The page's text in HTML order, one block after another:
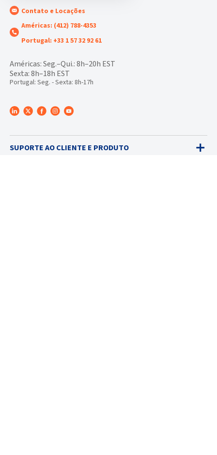
Contato e Locações
Américas: (412) 788-4353
Portugal: +33 1 57 32 92 61
Américas: Seg.–Qui.: 8h–20h EST
Sexta: 8h–18h EST
Portugal: Seg. - Sexta: 8h-17h
SUPORTE AO CLIENTE E PRODUTO